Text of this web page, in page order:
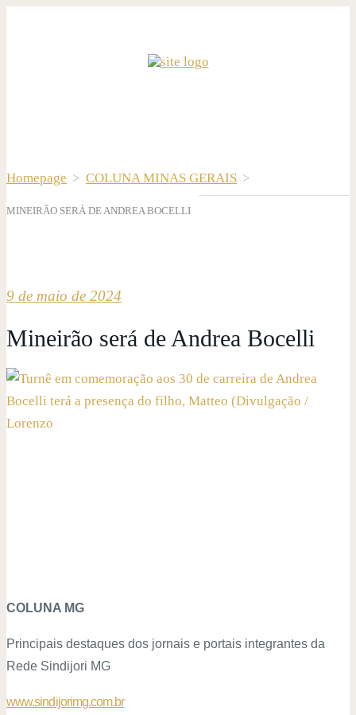
Homepage > COLUNA MINAS GERAIS >
MINEIRÃO SERÁ DE ANDREA BOCELLI
9 de maio de 2024
Mineirão será de Andrea Bocelli
COLUNA MG
Principais destaques dos jornais e portais integrantes da
Rede Sindijori MG
www.sindijorimg.com.br